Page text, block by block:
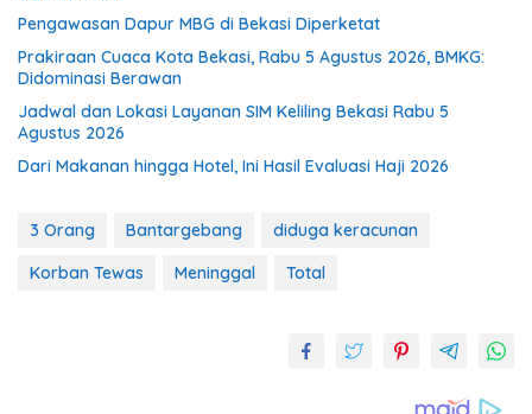
Pengawasan Dapur MBG di Bekasi Diperketat
Prakiraan Cuaca Kota Bekasi, Rabu 5 Agustus 2026, BMKG:
Didominasi Berawan
Jadwal dan Lokasi Layanan SIM Keliling Bekasi Rabu 5
Agustus 2026
Dari Makanan hingga Hotel, Ini Hasil Evaluasi Haji 2026
3 Orang Bantargebang
diduga keracunan
Korban Tewas
Meninggal Total